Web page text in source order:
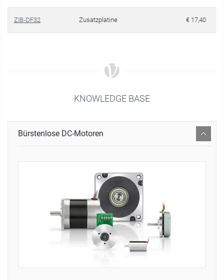
ZIB-DF32 Zusatzplatine € 17,40
KNOWLEDGE BASE
Bürstenlose DC-Motoren